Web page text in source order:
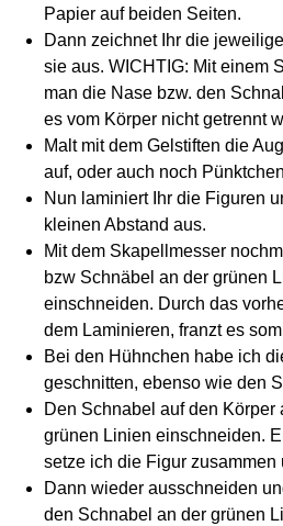
Papier auf beiden Seiten.
Dann zeichnet Ihr die
sie aus. WICHTIG: Mit einem
man die Nase bzw. den
es vom Körper nicht getrennt
Malt mit dem Gelstiften die
auf, oder auch noch
Nun laminiert Ihr die Figuren
kleinen Abstand aus.
Mit dem Skapellmesser
bzw Schnäbel an der grünen
einschneiden. Durch das
dem Laminieren, franzt es
Bei den Hühnchen habe ich
geschnitten, ebenso wie den
Den Schnabel auf den Körper
grünen Linien einschneiden.
setze ich die Figur zusammen
Dann wieder ausschneiden
den Schnabel an der grünen